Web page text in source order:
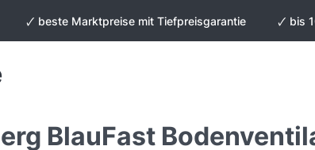
springen
🗸 beste Marktpreise mit Tiefpreisgarantie 🗸 bis
BlauFast